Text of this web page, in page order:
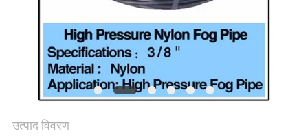
PRIVACY
POLICY
उत्पाद विवरण